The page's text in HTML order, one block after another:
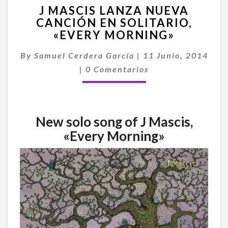
MASCIS
LANZA
NUEVA
EN
SOLITARIO,
J MASCIS LANZA NUEVA
CANCIÓN EN SOLITARIO,
«EVERY MORNING»
By Samuel Cerdera García | 11 Junio, 2014
| Comentarios
0 Comentarios
New solo song of J Mascis,
«Every Morning»